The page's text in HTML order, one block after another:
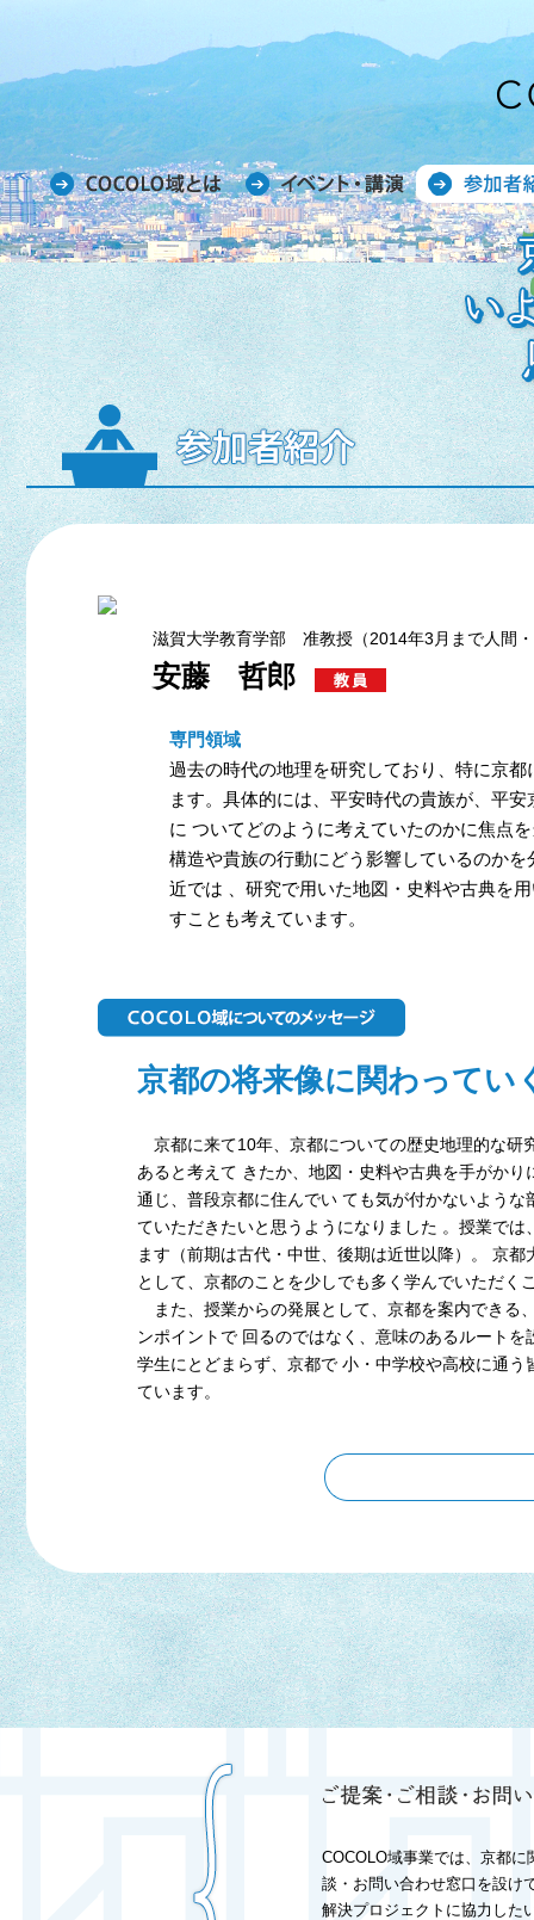
COCOLO域とは イベント・
滋賀大学教育学部 准教授（2014年3月まで人間
安藤 哲郎
専門領域
過去の時代の地理を研究しており、特に京
ます。具体的には、平安時代の貴族が、平
に ついてどのように考えていたのかに焦点
構造や貴族の行動にどう影響しているのか
近では 、研究で用いた地図・史料や古典を
すことも考えています。
京都の将来像に関わってい
京都に来て10年、京都についての歴史地理的な研
あると考えて きたか、地図・史料や古典を手がか
通じ、普段京都に住んでい ても気が付かないよう
ていただきたいと思うようになりました 。授業で
ます（前期は古代・中世、後期は近世以降）。 京
として、京都のことを少しでも多く学んでいただく
また、授業からの発展として、京都を案内できる
ンポイントで 回るのではなく、意味のあるルート
学生にとどまらず、京都で 小・中学校や高校に通
ています。
COCOLO域事業では、京都
談・お問い合わせ窓口を設け
解決プロジェクトに協力した